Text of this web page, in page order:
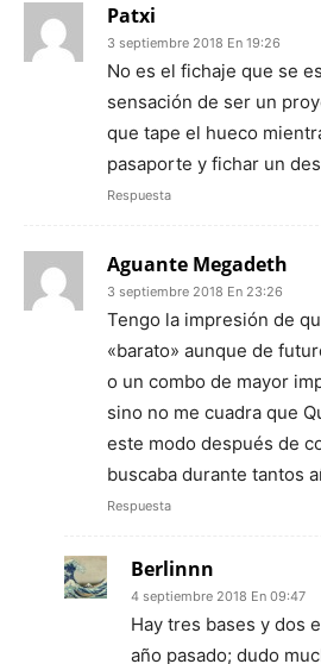
Patxi
3 septiembre 2018 En 19:26
No es el fichaje que se
sensación de ser un
que tape el hueco
pasaporte y fichar un
Respuesta
Aguante Megadeth
3 septiembre 2018 En 23:26
Tengo la impresión de
«barato» aunque de
o un combo de mayor
sino no me cuadra que
este modo después de
buscaba durante tantos
Respuesta
Berlinnn
4 septiembre 2018 En 09:47
Hay tres bases y dos
año pasado; dudo